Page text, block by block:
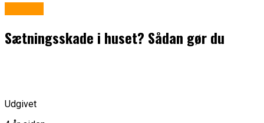
Sætningsskade i huset? Sådan gør du
Udgivet